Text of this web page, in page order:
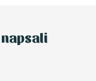
napsali